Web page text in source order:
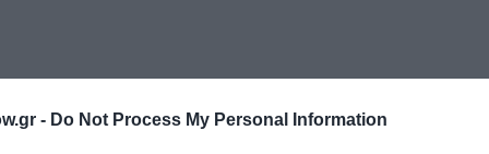
- Do Not Process My Personal Information